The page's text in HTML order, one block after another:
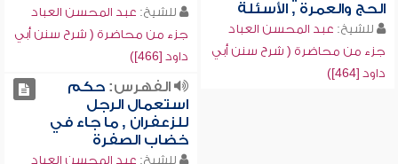
الحج والعمرة , الأسئلة
للشيخ: عبد المحسن العباد
جزء من محاضرة ( شرح سنن أبي
داود [464])
للشيخ: عبد المحسن العباد
جزء من محاضرة ( شرح سنن أبي
داود [466])
الفهرس:حكم
استعمال الرجل
للزعفران , ما جاء في
خضاب الصفرة
للشيخ: عبد المحسن العباد